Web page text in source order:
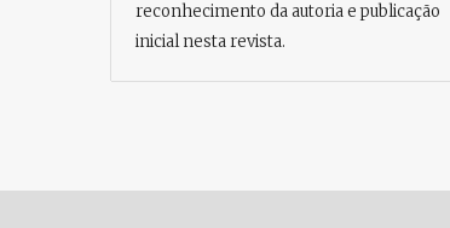
reconhecimento da autoria e publicação
inicial nesta revista.